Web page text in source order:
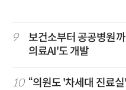
9
보건소부터 공공병원
의료AI'도 개발
10 “의원도 '차세대 진료